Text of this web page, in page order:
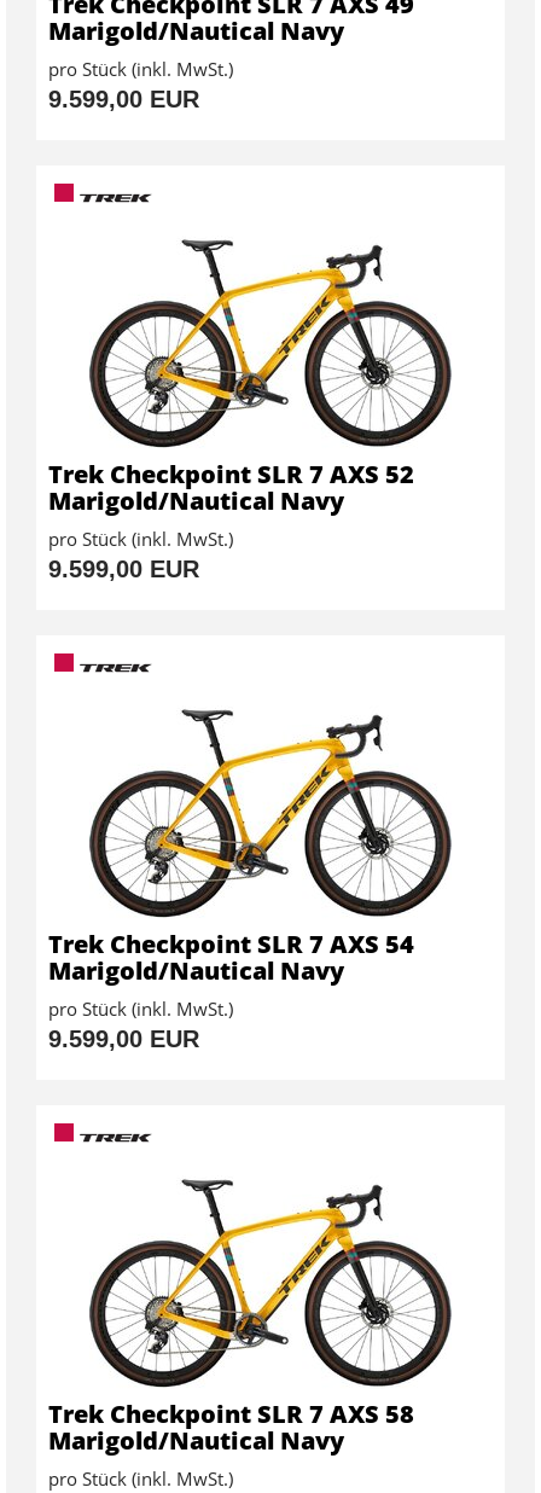
Marigold/Nautical Navy
pro Stück (inkl. MwSt.)
9.599,00 EUR
Trek Checkpoint SLR 7 AXS 52
Marigold/Nautical Navy
pro Stück (inkl. MwSt.)
9.599,00 EUR
Trek Checkpoint SLR 7 AXS 54
Marigold/Nautical Navy
pro Stück (inkl. MwSt.)
9.599,00 EUR
Trek Checkpoint SLR 7 AXS 58
Marigold/Nautical Navy
pro Stück (inkl. MwSt.)